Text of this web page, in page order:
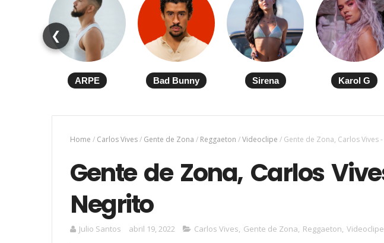
❮
ARPE Bad Bunny Sirena Karol G
Home / Carlos Vives/ Gente de Zona / Reggaeton /Videoclipe / Gente de Zona, Carlos Vives
Gente de Zona, Carlos
Negrito
Julio Santos abril 19, 2022 Carlos Vives, Gente de Zona, Reggaeton, Videoclipe